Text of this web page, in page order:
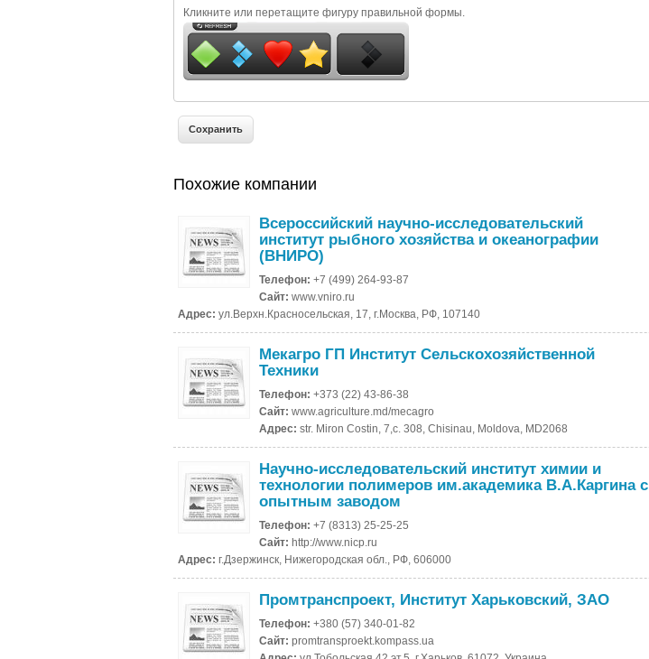
Кликните или перетащите фигуру правильной формы.
Похожие компании
Всероссийский научно-исследовательский
институт рыбного хозяйства и океанографии
(ВНИРО)
Телефон: +7 (499) 264-93-87
Сайт: www.vniro.ru
Адрес: ул.Верхн.Красносельская, 17, г.Москва, РФ, 107140
Мекагро ГП Институт Сельскохозяйственной
Техники
Телефон: +373 (22) 43-86-38
Сайт: www.agriculture.md/mecagro
Адрес: str. Miron Costin, 7,c. 308, Chisinau, Moldova, MD2068
Научно-исследовательский институт химии и
технологии полимеров им.академика В.А.Каргина с
опытным заводом
Телефон: +7 (8313) 25-25-25
Сайт: http://www.nicp.ru
Адрес: г.Дзержинск, Нижегородская обл., РФ, 606000
Промтранспроект, Институт Харьковский, ЗАО
Телефон: +380 (57) 340-01-82
Сайт: promtransproekt.kompass.ua